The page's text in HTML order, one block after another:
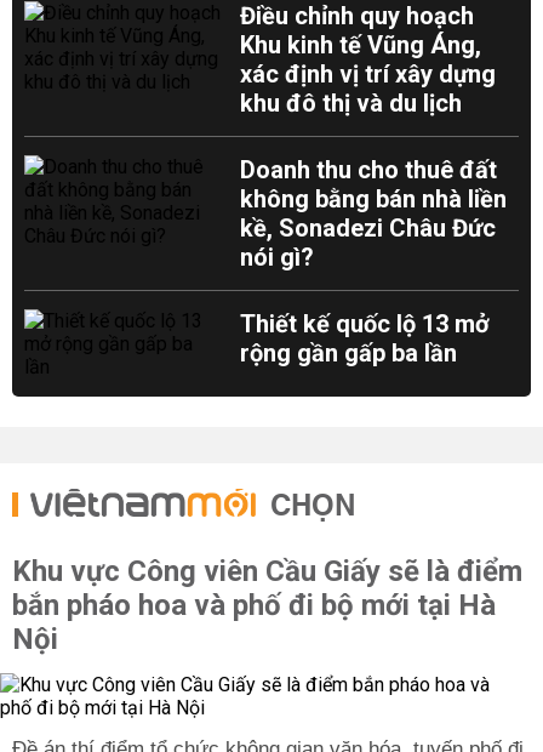
Điều chỉnh quy hoạch
Khu kinh tế Vũng Áng,
xác định vị trí xây dựng
khu đô thị và du lịch
Doanh thu cho thuê đất
không bằng bán nhà liền
kề, Sonadezi Châu Đức
nói gì?
Thiết kế quốc lộ 13 mở
rộng gần gấp ba lần
CHỌN
Khu vực Công viên Cầu Giấy sẽ là điểm
bắn pháo hoa và phố đi bộ mới tại Hà
Nội